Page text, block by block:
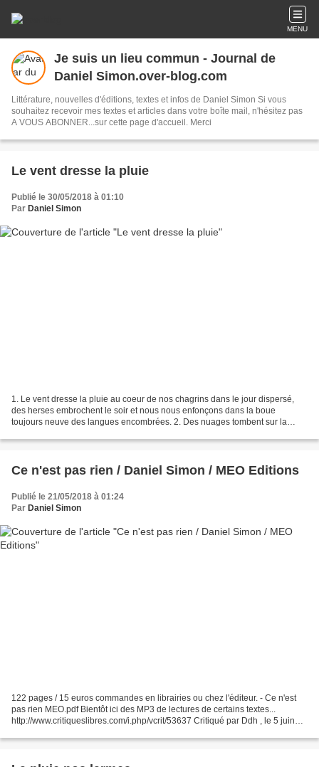
MENU
Je suis un lieu commun - Journal de
Daniel Simon.over-blog.com
Littérature, nouvelles d'éditions, textes et infos de Daniel Simon Si vous
souhaitez recevoir mes textes et articles dans votre boîte mail, n'hésitez pas
A VOUS ABONNER...sur cette page d'accueil. Merci
Le vent dresse la pluie
Publié le 30/05/2018 à 01:10
Par Daniel Simon
1. Le vent dresse la pluie au coeur de nos chagrins dans le jour dispersé,
des herses embrochent le soir et nous nous enfonçons dans la boue
toujours neuve des langues encombrées. 2. Des nuages tombent sur la
Ce n'est pas rien / Daniel Simon / MEO Editions
Publié le 21/05/2018 à 01:24
Par Daniel Simon
122 pages / 15 euros commandes en librairies ou chez l'éditeur. - Ce n'est
pas rien MEO.pdf Bientôt ici des MP3 de lectures de certains textes...
http://www.critiqueslibres.com/i.php/vcrit/53637 Critiqué par Ddh , le 5 juin